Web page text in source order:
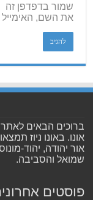
שמור בדפדפן זה
את השם,
ברוכים הבאים
אונו. באונו ניוז
אור יהודה, יהוד-
שמואל והסביבה.
פוסטים